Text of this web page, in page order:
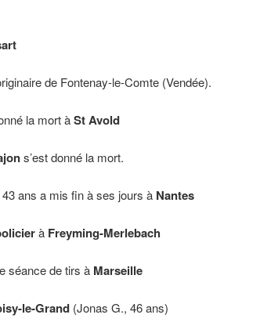
de Fontenay-le-Comte (Vendée).
la mort àSt Avold
s’est donné la mort.
ans a mis fin à ses jours à Nantes
à Freyming-Merlebach
séance de tirs à Marseille
le-Grand(Jonas G., 46 ans)